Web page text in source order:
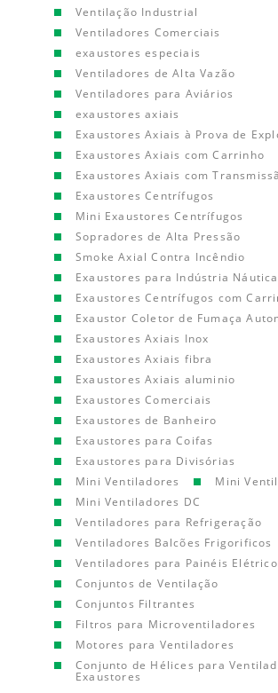
Ventilação Industrial
Ventiladores Comerciais
exaustores especiais
Ventiladores de Alta Vazão
Ventiladores para Aviários
exaustores axiais
Exaustores Axiais à Prova de
Exaustores Axiais com Carrinho
Exaustores Axiais com
Exaustores Centrífugos
Mini Exaustores Centrífugos
Sopradores de Alta Pressão
Smoke Axial Contra Incêndio
Exaustores para Indústria Náutica
Exaustores Centrífugos com
Exaustor Coletor de Fumaça
Exaustores Axiais Inox
Exaustores Axiais fibra
Exaustores Axiais aluminio
Exaustores Comerciais
Exaustores de Banheiro
Exaustores para Coifas
Exaustores para Divisórias
Mini Ventiladores
Mini
Mini Ventiladores DC
Ventiladores para Refrigeração
Ventiladores Balcões Frigorificos
Ventiladores para Painéis
Conjuntos de Ventilação
Conjuntos Filtrantes
Filtros para Microventiladores
Motores para Ventiladores
Conjunto de Hélices para
Exaustores